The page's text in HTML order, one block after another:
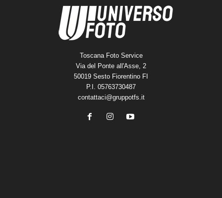
Toscana Foto Service
Via del Ponte all'Asse, 2
50019 Sesto Fiorentino FI
P.I. 05763730487
contattaci@gruppotfs.it